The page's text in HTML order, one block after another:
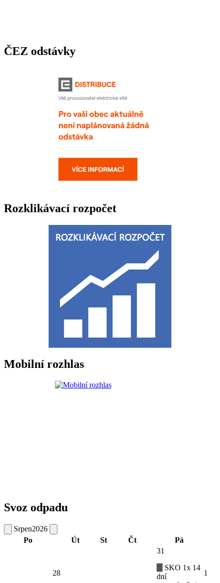
ČEZ odstávky
Rozklikávací rozpočet
Mobilní rozhlas
Svoz odpadu
Srpen2026
Po
Út St Čt Pá
28
31
SKO 1x 14
dní
1